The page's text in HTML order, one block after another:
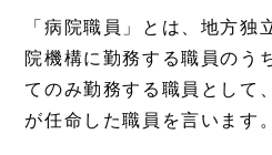
「病院職員」とは、地方独
院機構に勤務する職員のう
てのみ勤務する職員として
が任命した職員を言います。